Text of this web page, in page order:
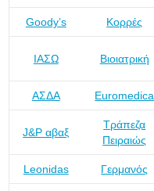
Goody’s Κορρές
ΙΑΣΩ Βιοιατρική
ΑΣΔΑ Euromedica
J&P αβαξ
Τράπεζα
Πειραιώς
Leonidas Γερμανός